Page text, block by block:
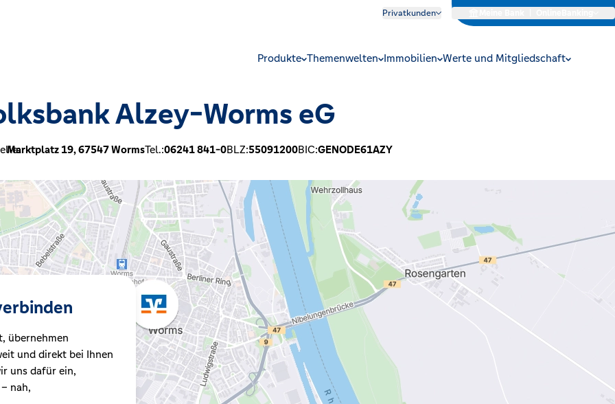
Privatkunden
Produkte Themenwelten Immobilien Werte und Mitgliedschaft
Alzey-Worms eG
Marktplatz 19,67547WormsTel.:06241 841-0BLZ:55091200BIC:GENODE61AZY
übernehmen
und direkt bei Ihnen
uns dafür ein,
nah,